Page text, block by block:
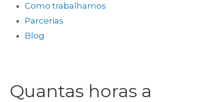
Como trabalhamos
Parcerias
Blog
Quantas horas a